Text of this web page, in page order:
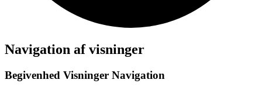
Begivenheder
Navigation af visninger
Begivenhed Visninger Navigation